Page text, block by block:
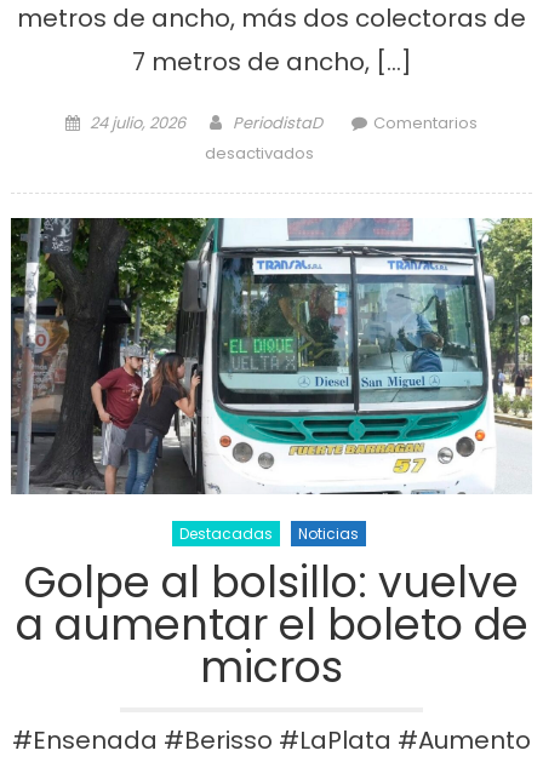
metros de ancho, más dos colectoras de
7 metros de ancho, […]
Posted on
24 julio, 2026 Author
PeriodistaD
Comentarios
desactivados
Destacadas Noticias
Golpe al bolsillo: vuelve
a aumentar el boleto de
micros
#Ensenada #Berisso #LaPlata #Aumento